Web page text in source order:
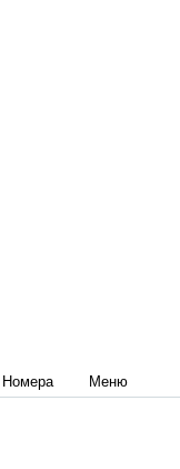
Номера Меню
развития
Самая
доступным